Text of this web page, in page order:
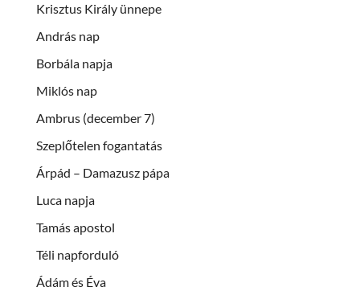
Krisztus Király ünnepe
András nap
Borbála napja
Miklós nap
Ambrus (december 7)
Szeplőtelen fogantatás
Árpád – Damazusz pápa
Luca napja
Tamás apostol
Téli napforduló
Ádám és Éva